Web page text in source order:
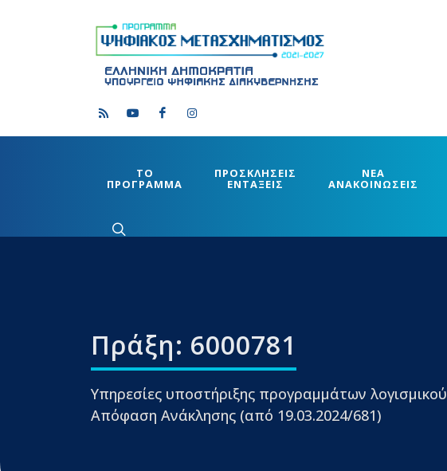
ΤΟ
ΠΡΟΓΡΑΜΜΑ
ΠΡΟΣΚΛΗΣΕΙΣ
ΕΝΤΑΞΕΙΣ
ΝΕΑ
ΑΝΑΚΟΙΝΩΣΕΙΣ
Πράξη: 6000781
Υπηρεσίες υποστήριξης προγραμμάτων λογισμικού
Απόφαση Ανάκλησης (από 19.03.2024/681)